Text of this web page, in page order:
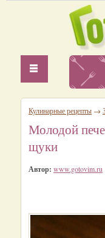
Кулинарные рецепты →
Молодой
щуки
Автор: www.gotovim.ru